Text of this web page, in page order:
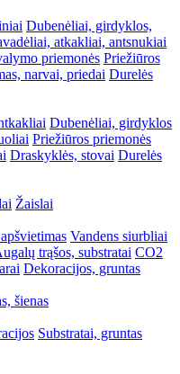
Dubenėliai, girdyklos,
atkakliai, antsnukiai
priemonės Priežiūros
narvai, priedai Durelės
Dubenėliai, girdyklos
Priežiūros priemonės
Draskyklės, stovai Durelės
Žaislai
Vandens siurbliai
trąšos, substratai CO2
Dekoracijos, gruntas
šienas
Substratai, gruntas